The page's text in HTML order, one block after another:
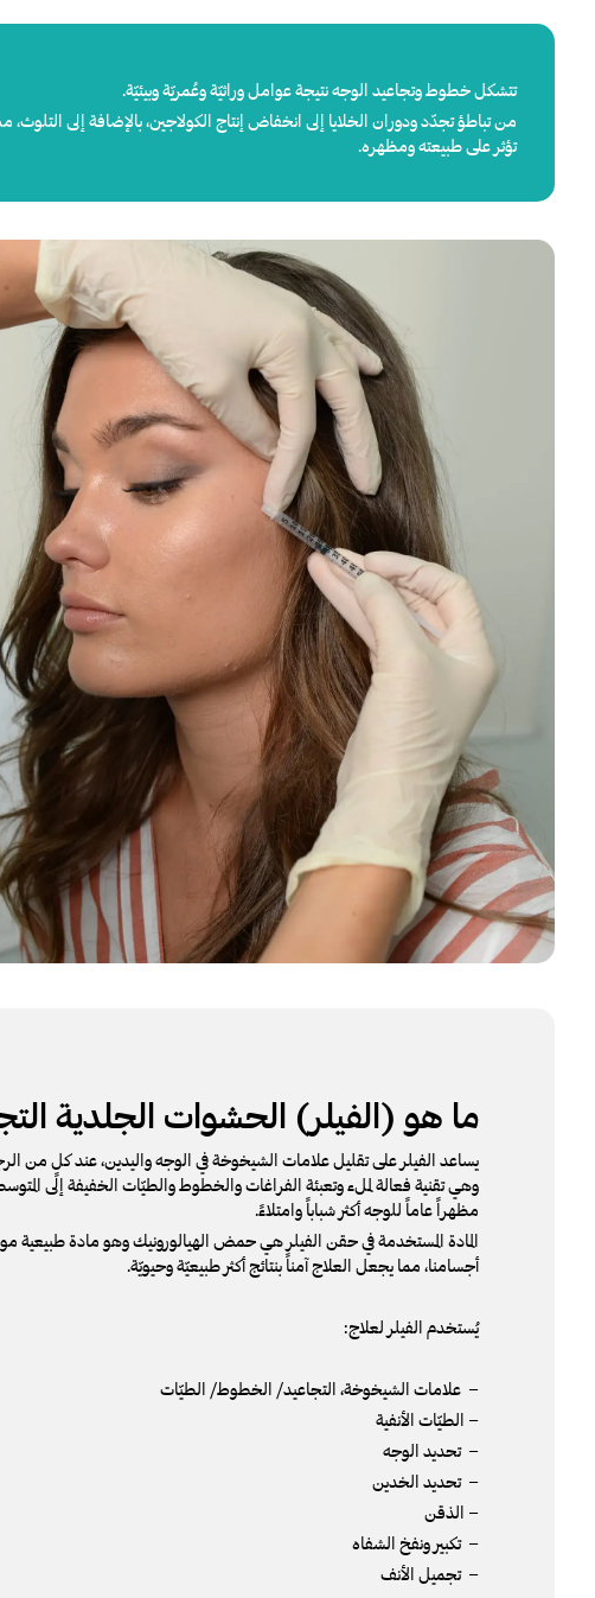
تتشكل خطوط وتجاعيد الوجه نتيجة عوامل وراثيّة وعُمريّة وبيئيّة.
من تباطؤ تجدّد ودوران الخلايا إلى انخفاض إنتاج الكولاجين، بالإضافة إلى
تؤثر على طبيعته ومظهره.
ما هو (الفيلر) الحشوات الجلدية
يساعد الفيلر على تقليل علامات الشيخوخة في الوجه واليدين، عند كلٍ من
وهي تقنية فعالة لملء وتعبئة الفراغات والخطوط والطيّات الخفيفة إلى
مظهراً عاماً للوجه أكثر شباباً وامتلاءً.
المادة المستخدمة في حقن الفيلر هي حمض الهيالورونيك وهو مادة طبيعية
أجسامنا، مما يجعل العلاج آمناً بنتائج أكثر طبيعيّة وحيويّة.
يُستخدم الفيلر لعلاج:
– علامات الشيخوخة، التجاعيد/ الخطوط/ الطيّات
– الطيّات الأنفية
– تحديد الوجه
– تحديد الخدين
– الذقن
– تكبير ونفخ الشفاه
– تجميل الأنف